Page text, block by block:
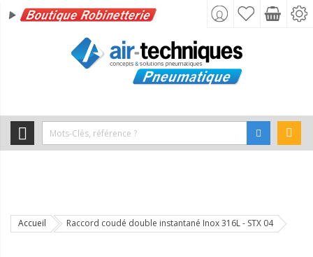
Accueil Raccord coudé double instantané Inox 316L - STX 04